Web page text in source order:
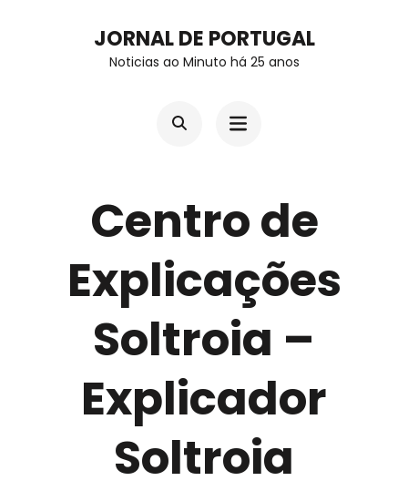
JORNAL DE PORTUGAL
Noticias ao Minuto há 25 anos
Centro de
Explicações
Soltroia –
Explicador
Soltroia